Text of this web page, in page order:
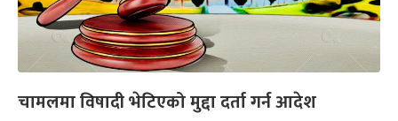
चामलमा विषादी भेटिएको मुद्दा दर्ता गर्न आदेश